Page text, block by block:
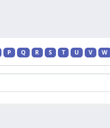
P Q R S T U V W